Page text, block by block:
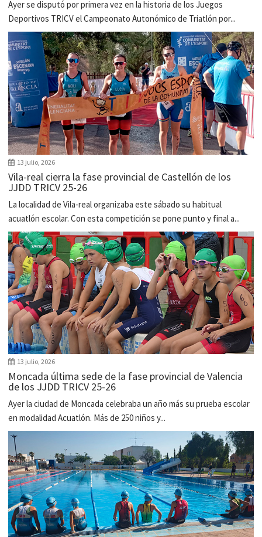
Ayer se disputó por primera vez en la historia de los Juegos
Deportivos TRICV el Campeonato Autonómico de Triatlón por...
13 julio, 2026
Vila-real cierra la fase provincial de Castellón de los
JJDD TRICV 25-26
La localidad de Vila-real organizaba este sábado su habitual
acuatlón escolar. Con esta competición se pone punto y final a...
13 julio, 2026
Moncada última sede de la fase provincial de Valencia
de los JJDD TRICV 25-26
Ayer la ciudad de Moncada celebraba un año más su prueba escolar
en modalidad Acuatlón. Más de 250 niños y...